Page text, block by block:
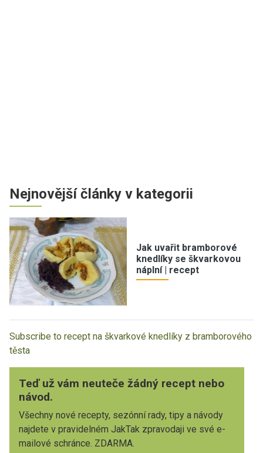
Nejnovější články v kategorii
Jak uvařit bramborové
knedlíky se škvarkovou
náplní | recept
Subscribe to recept na škvarkové knedlíky z bramborového
těsta
Teď už vám neuteče žádný recept nebo
návod.
Všechny nové recepty, sezónní rady, tipy a návody
najdete v pravidelném JakTak zpravodaji ve své e-
mailové schránce. ZDARMA.